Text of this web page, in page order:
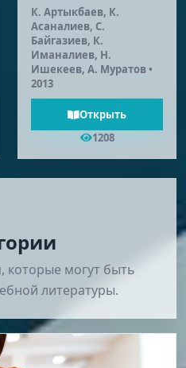
К. Артыкбаев, К.
Асаналиев, С.
Байгазиев, К.
Иманалиев, Н.
Ишекеев, А. Муратов •
2013
Открыть
1208
которые могут быть
литературы.